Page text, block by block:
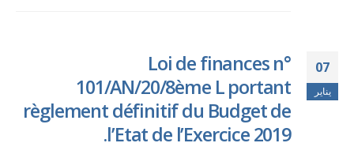
07
يناير
Loi de finances n°
101/AN/20/8ème L portant
règlement définitif du Budget de
l’Etat de l’Exercice 2019.